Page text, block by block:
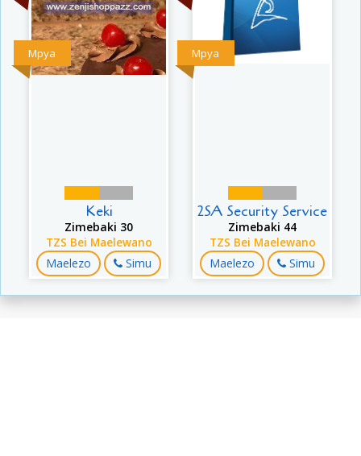
Mpya
Keki
Zimebaki 30
TZS Bei Maelewano
Maelezo Simu
Mpya
2SA Security Service
Zimebaki 44
TZS Bei Maelewano
Maelezo Simu